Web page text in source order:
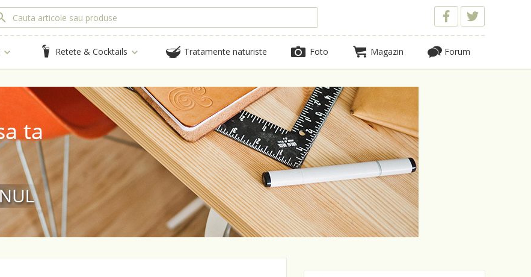
Retete & Cocktails Tratamente naturiste Foto Magazin Forum